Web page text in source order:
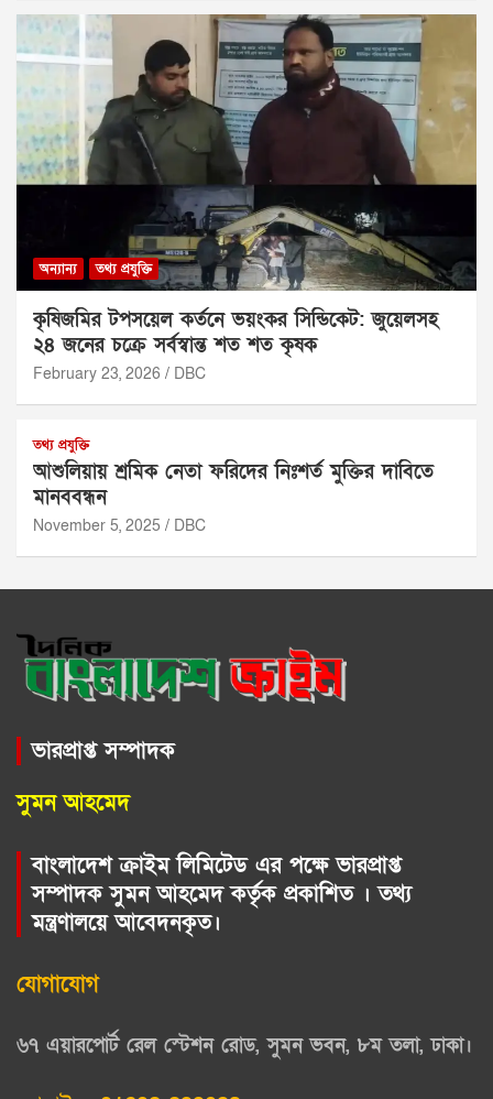
অন্যান্য তথ্য প্রযুক্তি
কৃষিজমির টপসয়েল কর্তনে ভয়ংকর সিন্ডিকেট: জুয়েলসহ
২৪ জনের চক্রে সর্বস্বান্ত শত শত কৃষক
February 23, 2026 DBC
তথ্য প্রযুক্তি
আশুলিয়ায় শ্রমিক নেতা ফরিদের নিঃশর্ত মুক্তির দাবিতে
মানববন্ধন
November 5, 2025 DBC
ভারপ্রাপ্ত সম্পাদক
সুমন আহমেদ
বাংলাদেশ ক্রাইম লিমিটেড এর পক্ষে ভারপ্রাপ্ত
সম্পাদক সুমন আহমেদ কর্তৃক প্রকাশিত । তথ্য
মন্ত্রণালয়ে আবেদনকৃত।
যোগাযোগ
৬৭ এয়ারপোর্ট রেল স্টেশন রোড, সুমন ভবন, ৮ম তলা, ঢাকা।